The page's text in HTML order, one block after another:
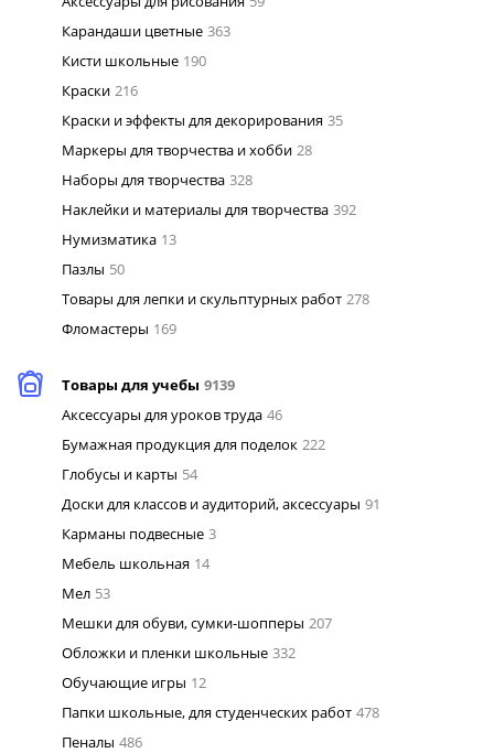
Карандаши цветные 363
Кисти школьные 190
Краски 216
Краски и эффекты для декорирования 35
Маркеры для творчества и хобби 28
Наборы для творчества 328
Наклейки и материалы для творчества 392
Нумизматика 13
Пазлы 50
Товары для лепки и скульптурных работ 278
Фломастеры 169
Товары для учебы 9139
Аксессуары для уроков труда 46
Бумажная продукция для поделок 222
Глобусы и карты 54
Доски для классов и аудиторий, аксессуары 91
Карманы подвесные 3
Мебель школьная 14
Мел 53
Мешки для обуви, сумки-шопперы 207
Обложки и пленки школьные 332
Обучающие игры 12
Папки школьные, для студенческих работ 478
Пеналы 486